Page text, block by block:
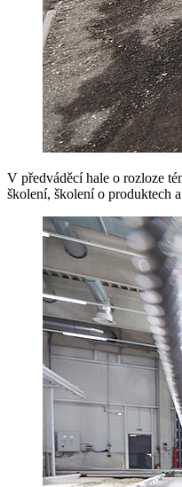
V předváděcí hale o rozloze
školení, školení o produktech